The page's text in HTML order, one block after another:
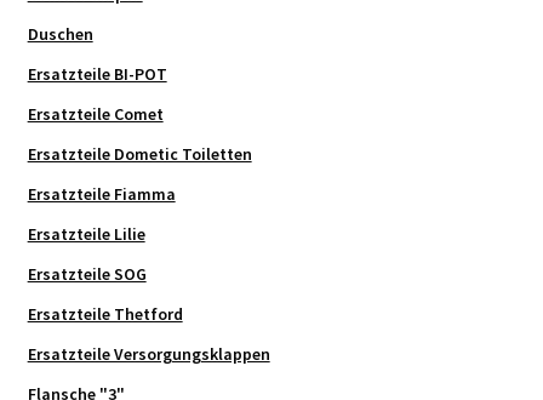
Duschen
Ersatzteile BI-POT
Ersatzteile Comet
Ersatzteile Dometic Toiletten
Ersatzteile Fiamma
Ersatzteile Lilie
Ersatzteile SOG
Ersatzteile Thetford
Ersatzteile Versorgungsklappen
Flansche "3"